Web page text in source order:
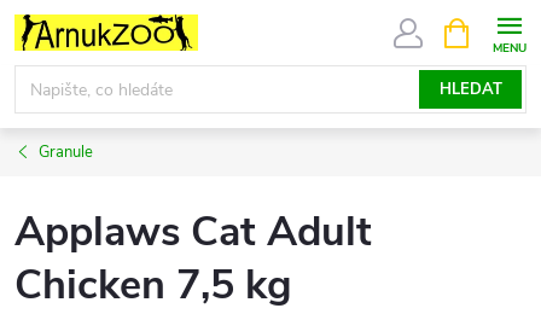
Přejít
obsah
HLEDAT
NÁKUPNÍ
KOŠÍK
Granule
Applaws Cat Adult
Chicken 7,5 kg